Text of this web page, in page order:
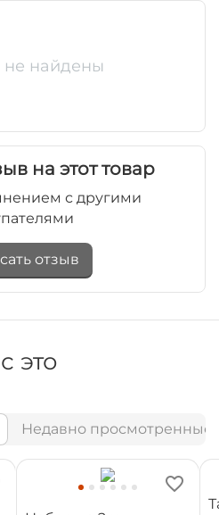
найдены
на этот товар
с другими
отзыв
это
Недавно просмотренные